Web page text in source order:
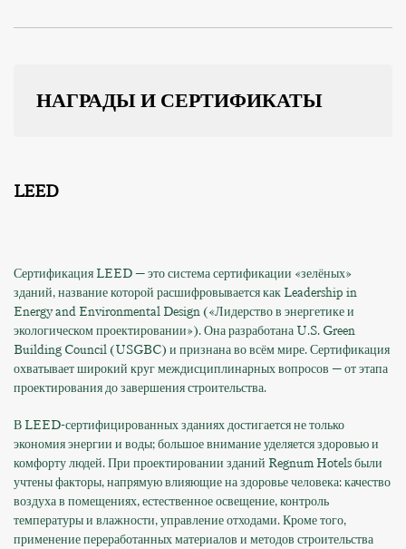
НАГРАДЫ И СЕРТИФИКАТЫ
LEED
Сертификация LEED — это система сертификации «зелёных»
зданий, название которой расшифровывается как Leadership in
Energy and Environmental Design («Лидерство в энергетике и
экологическом проектировании»). Она разработана U.S. Green
Building Council (USGBC) и признана во всём мире. Сертификация
охватывает широкий круг междисциплинарных вопросов — от этапа
проектирования до завершения строительства.
В LEED-сертифицированных зданиях достигается не только
экономия энергии и воды; большое внимание уделяется здоровью и
комфорту людей. При проектировании зданий Regnum Hotels были
учтены факторы, напрямую влияющие на здоровье человека: качество
воздуха в помещениях, естественное освещение, контроль
температуры и влажности, управление отходами. Кроме того,
применение переработанных материалов и методов строительства